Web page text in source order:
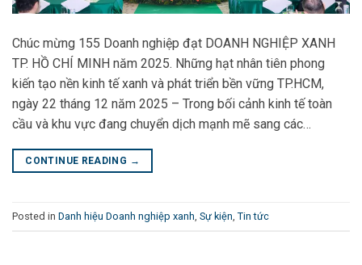
Chúc mừng 155 Doanh nghiệp đạt DOANH NGHIỆP XANH
TP. HỒ CHÍ MINH năm 2025. Những hạt nhân tiên phong
kiến tạo nền kinh tế xanh và phát triển bền vững TP.HCM,
ngày 22 tháng 12 năm 2025 – Trong bối cảnh kinh tế toàn
cầu và khu vực đang chuyển dịch mạnh mẽ sang các…
CONTINUE READING →
Posted in Danh hiệu Doanh nghiệp xanh Sự kiện Tin tức